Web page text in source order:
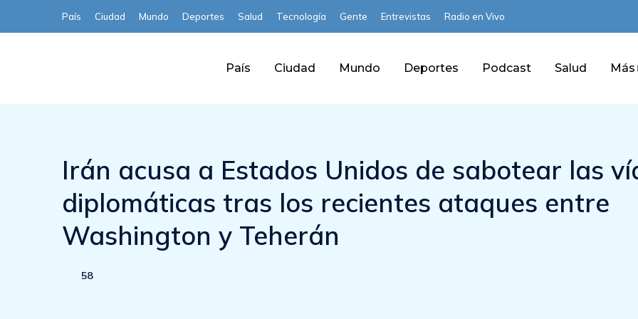
País Ciudad Mundo Deportes Salud Tecnología Gente Entrevistas Radio en Vivo
País Ciudad Mundo Deportes Podcast Salud Más
Irán acusa a Estados Unidos de sabotear las
diplomáticas tras los recientes ataques entre
Washington y Teherán
58